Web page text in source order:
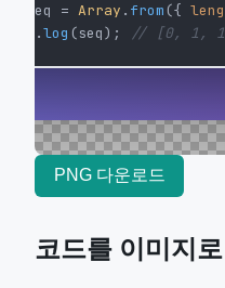
seq = Array . from({
.log (seq); // [0, 1,
PNG 다운로드
코드를 이미지